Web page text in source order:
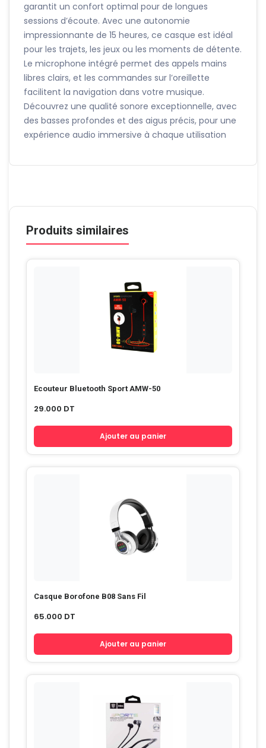
garantit un confort optimal pour de longues
sessions d’écoute. Avec une autonomie
impressionnante de 15 heures, ce casque est idéal
pour les trajets, les jeux ou les moments de détente.
Le microphone intégré permet des appels mains
libres clairs, et les commandes sur l’oreillette
facilitent la navigation dans votre musique.
Découvrez une qualité sonore exceptionnelle, avec
des basses profondes et des aigus précis, pour une
expérience audio immersive à chaque utilisation
Produits similaires
Ecouteur Bluetooth Sport AMW-50
29.000 DT
Ajouter au panier
Casque Borofone B08 Sans Fil
65.000 DT
Ajouter au panier